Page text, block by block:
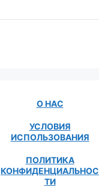
О НАС
УСЛОВИЯ
ИСПОЛЬЗОВАНИЯ
ПОЛИТИКА
КОНФИДЕНЦИАЛЬНОС
ТИ